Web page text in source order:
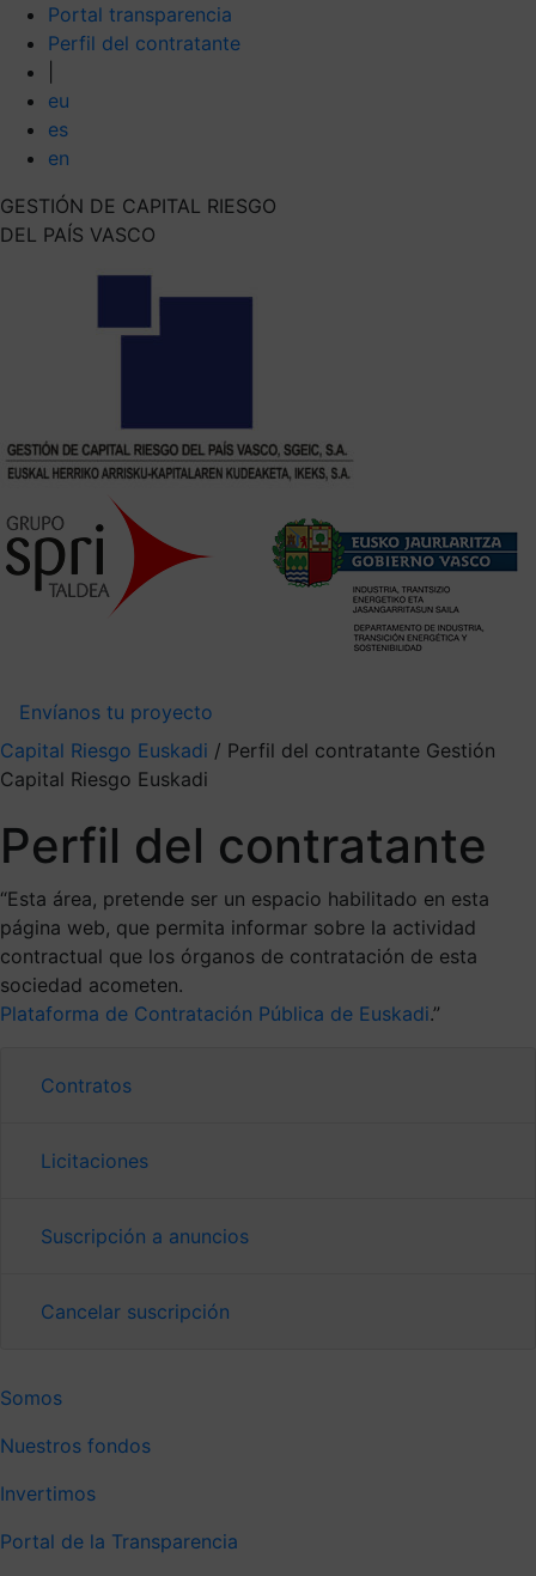
Portal transparencia
Perfil del contratante
eu
es
en
GESTIÓN DE CAPITAL RIESGO
DEL PAÍS VASCO
Envíanos tu proyecto
Capital Riesgo Euskadi / Perfil del contratante Gestión
Capital Riesgo Euskadi
Perfil del contratante
“Esta área, pretende ser un espacio habilitado en esta
página web, que permita informar sobre la actividad
contractual que los órganos de contratación de esta
sociedad acometen.
Plataforma de Contratación Pública de Euskadi.”
Contratos
Licitaciones
Suscripción a anuncios
Cancelar suscripción
Somos
Nuestros fondos
Invertimos
Portal de la Transparencia